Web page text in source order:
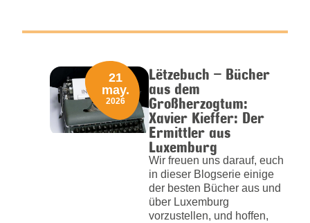
Lëtzebuch – Bücher
aus dem
Großherzogtum:
Xavier Kieffer: Der
Ermittler aus
Luxemburg
Wir freuen uns darauf, euch
in dieser Blogserie einige
der besten Bücher aus und
über Luxemburg
vorzustellen, und hoffen,
21
may.
2026